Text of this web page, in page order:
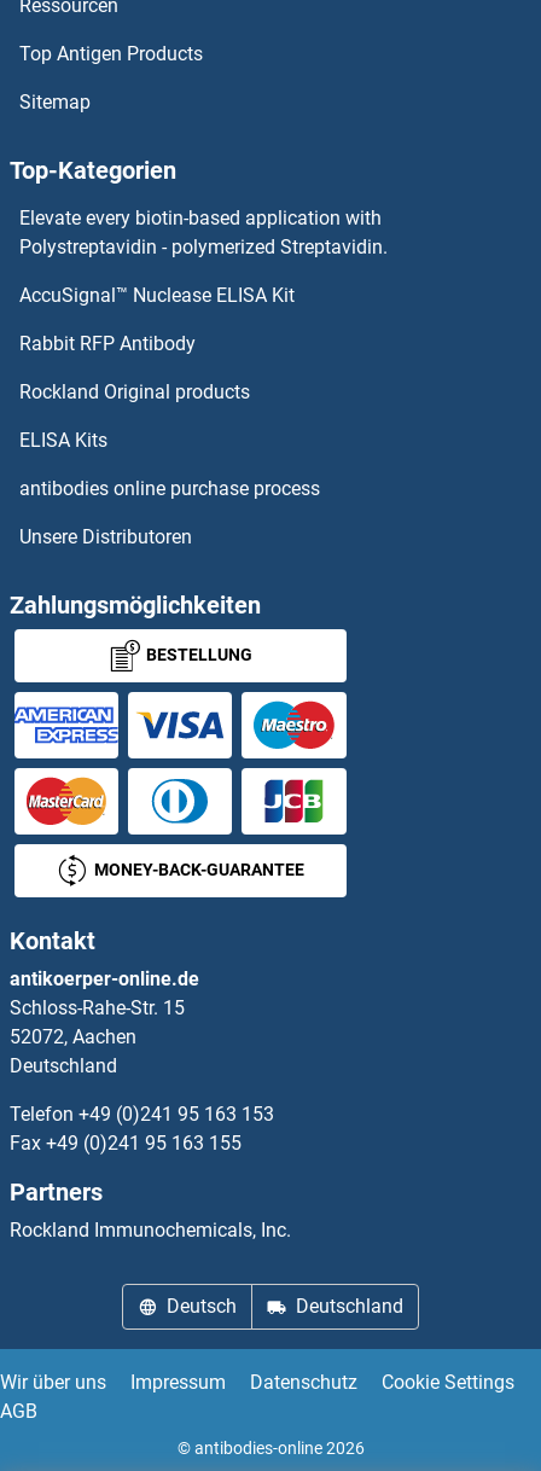
PCGF2 Antikörper
PCGF1 Antikörper
PCDHGC5 Antikörper
PCDHGC4 Antikörper
PCDHgB6 Antikörper
PCSK1 Antikörper
PCSK1N Antikörper
PCSK2 Antikörper
PCSK4 Antikörper
PCSK5 Antikörper
PCSK6 Antikörper
PCSK7 Antikörper
PCTP Antikörper
PCYOX1 Antikörper
PCYOX1L Antikörper
PCYT2 Antikörper
PD-L1 Antikörper
PDAP1 Antikörper
PDCD2 Antikörper
Ressourcen
Top Antigen Products
Sitemap
Top-Kategorien
Elevate every biotin-based application with
Polystreptavidin - polymerized Streptavidin.
AccuSignal™ Nuclease ELISA Kit
Rabbit RFP Antibody
Rockland Original products
ELISA Kits
antibodies online purchase process
Unsere Distributoren
Zahlungsmöglichkeiten
BESTELLUNG
MONEY-BACK-GUARANTEE
Kontakt
antikoerper-online.de
Schloss-Rahe-Str. 15
52072, Aachen
Deutschland
Telefon +49 (0)241 95 163 153
Fax +49 (0)241 95 163 155
Partners
Rockland Immunochemicals, Inc.
Deutsch Deutschland
Wir über uns Impressum Datenschutz
Cookie Settings
AGB
© antibodies-online 2026